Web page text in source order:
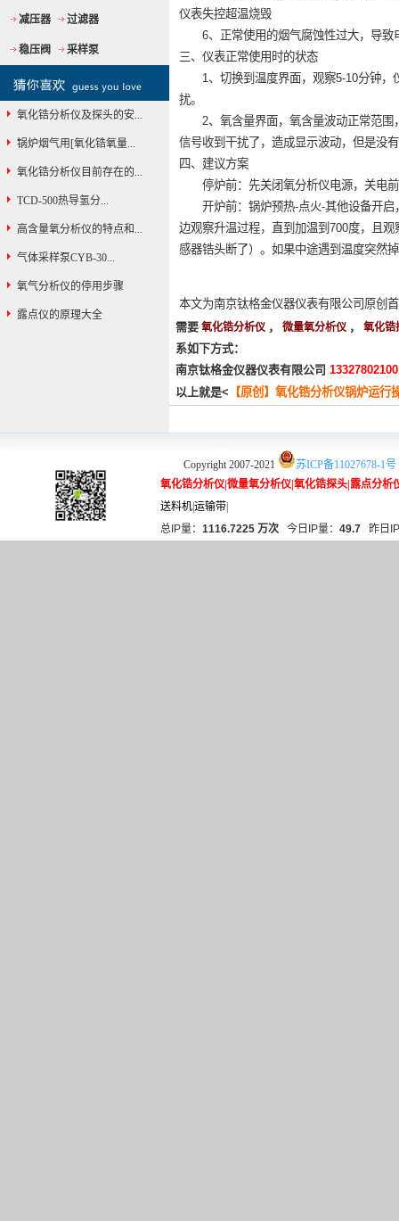
减压器 过滤器
稳压阀 采样泵
氧化锆分析仪及探头的安...
锅炉烟气用[氧化锆氧量...
氧化锆分析仪目前存在的...
TCD-500热导氢分...
高含量氧分析仪的特点和...
气体采样泵CYB-30...
氧气分析仪的停用步骤
露点仪的原理大全
仪表失控超温烧毁
6、正常使用的烟气腐蚀性过大，导致
三、仪表正常使用时的状态
1、切换到温度界面，观察5-10分钟，
扰。
2、氧含量界面，氧含量波动正常范围
信号收到干扰了，造成显示波动，但是没
四、建议方案
停炉前：先关闭氧分析仪电源，关电前
开炉前：锅炉预热-点火-其他设备开启
边观察升温过程，直到加温到700度，且
感器锆头断了）。如果中途遇到温度突然
本文为南京钛格金仪器仪表有限公司原创
需要 氧化锆分析仪 ， 微量氧分析仪 ， 氧化锆
系如下方式：
南京钛格金仪器仪表有限公司
以上就是< 【原创】氧化锆分析仪锅炉运行
Copyright 2007-2021
苏ICP备11027678-1号
氧化锆分析仪 微量氧分析仪 氧化锆探头 露点分析
送料机运输带
总IP量： 1116.7225 万次 今日IP量： 49.7 昨日